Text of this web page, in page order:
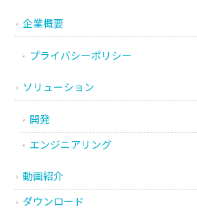
企業概要
プライバシーポリシー
ソリューション
開発
エンジニアリング
動画紹介
ダウンロード